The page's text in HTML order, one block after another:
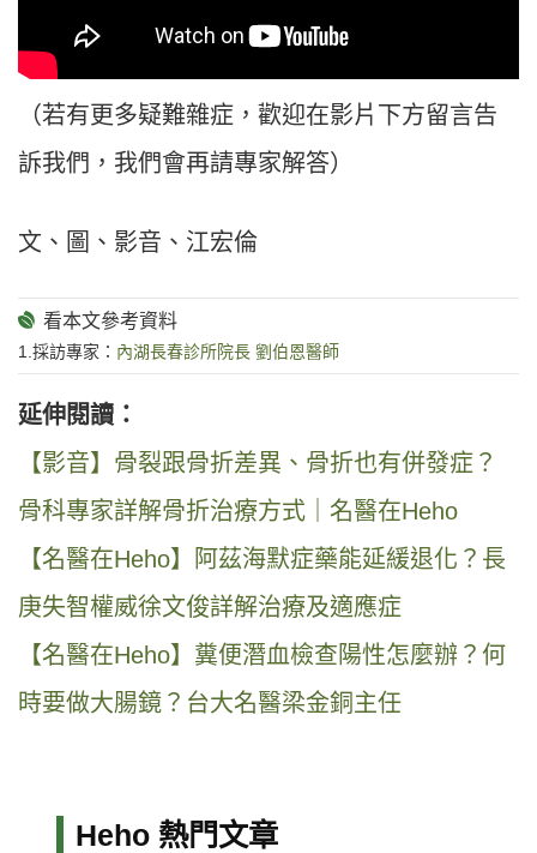
（若有更多疑難雜症，歡迎在影片下方留言告
訴我們，我們會再請專家解答）
文、圖、影音、江宏倫
1.採訪專家： 內湖長春診所院長 劉伯恩醫師
延伸閱讀：
【影音】骨裂跟骨折差異、骨折也有併發症？
骨科專家詳解骨折治療方式｜名醫在Heho
【名醫在Heho】阿茲海默症藥能延緩退化？長
庚失智權威徐文俊詳解治療及適應症
【名醫在Heho】糞便潛血檢查陽性怎麼辦？何
時要做大腸鏡？台大名醫梁金銅主任
Heho 熱門文章